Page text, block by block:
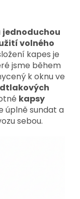
jednoduchou
volného
kapes je
jsme během
k oknu ve
kapsy
úplně sundat a
sebou.